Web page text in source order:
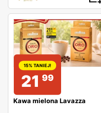
15% TANIEJ!
21 99
Kawa mielona Lavazza